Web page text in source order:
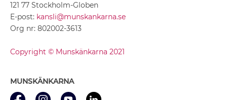
121 77 Stockholm-Globen
E-post: kansli@munskankarna.se
Org nr: 802002-3613
Copyright © Munskänkarna 2021
MUNSKÄNKARNA